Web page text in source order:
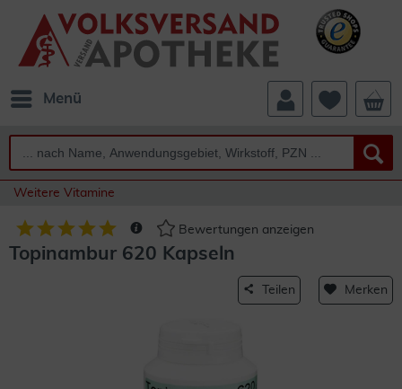
Menü
Weitere Vitamine
Bewertungen anzeigen
Topinambur 620 Kapseln
Teilen Merken